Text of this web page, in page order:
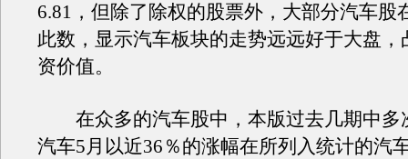
6.81，但除了除权的股票外，大部分汽车股
此数，显示汽车板块的走势远远好于大盘，
资价值。
在众多的汽车股中，本版过去几期中多
汽车5月以近36％的涨幅在所列入统计的汽